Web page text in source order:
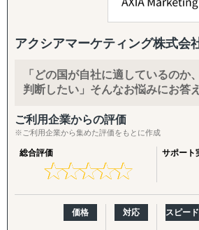
目的：海外現地を理解し、事業の成功
↳ 市場概況・規制調査
↳ 企業信用調査
↳ 現地視察の企画・アテンド
『集客活動チーム』
目的：海外現地で“売れる”ためのマー
立する
↳ 多言語サイト制作
↳ EC運用
↳ SNS運用
↳ 広告運用（Google／Meta など）
複数の銀行の専門家として企業様のご
また、中小機構、銀行、地方自治体
各種セミナーでの登壇も行っておりま
日本Amazonはもちろん、北米、欧州
トルコ、シンガポールAmazonなどへ
っており、
中小企業から大手まで、またAmazon
る商品に対応致します。
企業様が海外Amazonへ進出される際
Amazon販売アカウントの開設、翻訳
影、商品登録、国際配送、
アクシアマーケティング株式会
「どの国が自社に適しているのか
判断したい」そんなお悩みにお答
ご利用企業からの評価
※ご利用企業から集めた評価をもとに作成
総合評価
★★★★★
★★★★★
サポート
価格 対応 スピード